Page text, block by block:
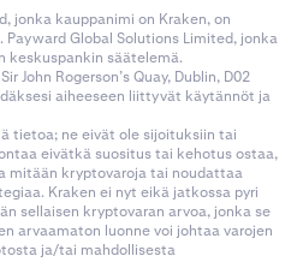
jonka kauppanimi on Kraken, on
Global Solutions Limited, jonka
keskuspankin säätelemä.
John Rogerson’s Quay, Dublin, D02
aiheeseen liittyvät käytännöt ja
tietoa; ne eivät ole sijoituksiin tai
eivätkä suositus tai kehotus ostaa,
mitään kryptovaroja tai noudattaa
Kraken ei nyt eikä jatkossa pyri
sellaisen kryptovaran arvoa, jonka se
arvaamaton luonne voi johtaa varojen
ja/tai mahdollisesta